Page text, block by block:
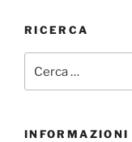
RICERCA
INFORMAZIONI